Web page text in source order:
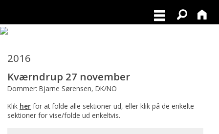
2016
Kværndrup 27 november
Dommer: Bjarne Sørensen, DK/NO
Klik her for at folde alle sektioner ud, eller klik på de enkelte
sektioner for vise/folde ud enkeltvis.